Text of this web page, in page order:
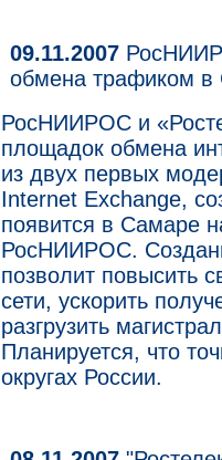
09.11.2007
обмена трафиком
РосНИИРОС и
площадок обмена
из двух первых
Internet Exchange,
появится в Самаре
РосНИИРОС.
позволит повысить
сети, ускорить
разгрузить
Планируется, что
округах России.